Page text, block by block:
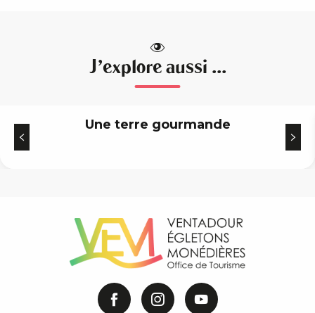
J'explore aussi ...
Une terre gourmande